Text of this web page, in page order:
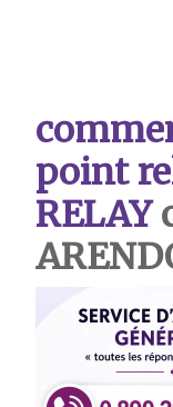
point
RELAY